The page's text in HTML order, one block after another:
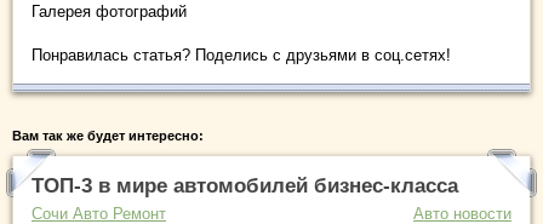
Галерея фотографий
Понравилась статья? Поделись с друзьями в соц.сетях!
Вам так же будет интересно:
ТОП-3 в мире автомобилей бизнес-класса
Сочи Авто Ремонт Авто новости